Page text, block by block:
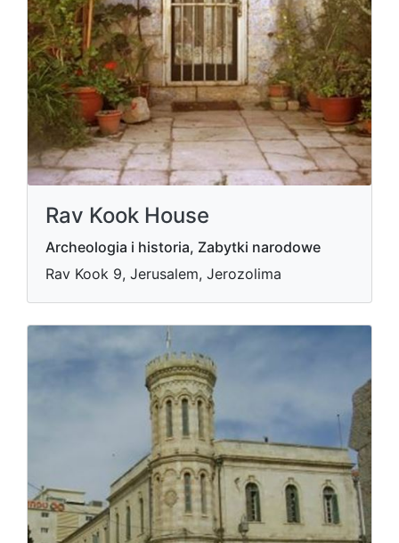
Rav Kook House
Archeologia i historia, Zabytki narodowe
Rav Kook 9, Jerusalem, Jerozolima